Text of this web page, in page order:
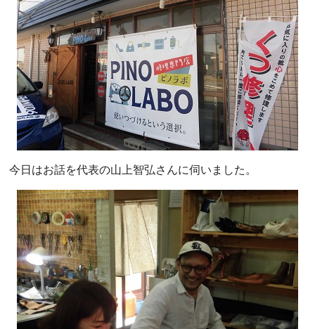
今日はお話を代表の山上智弘さんに伺いました。